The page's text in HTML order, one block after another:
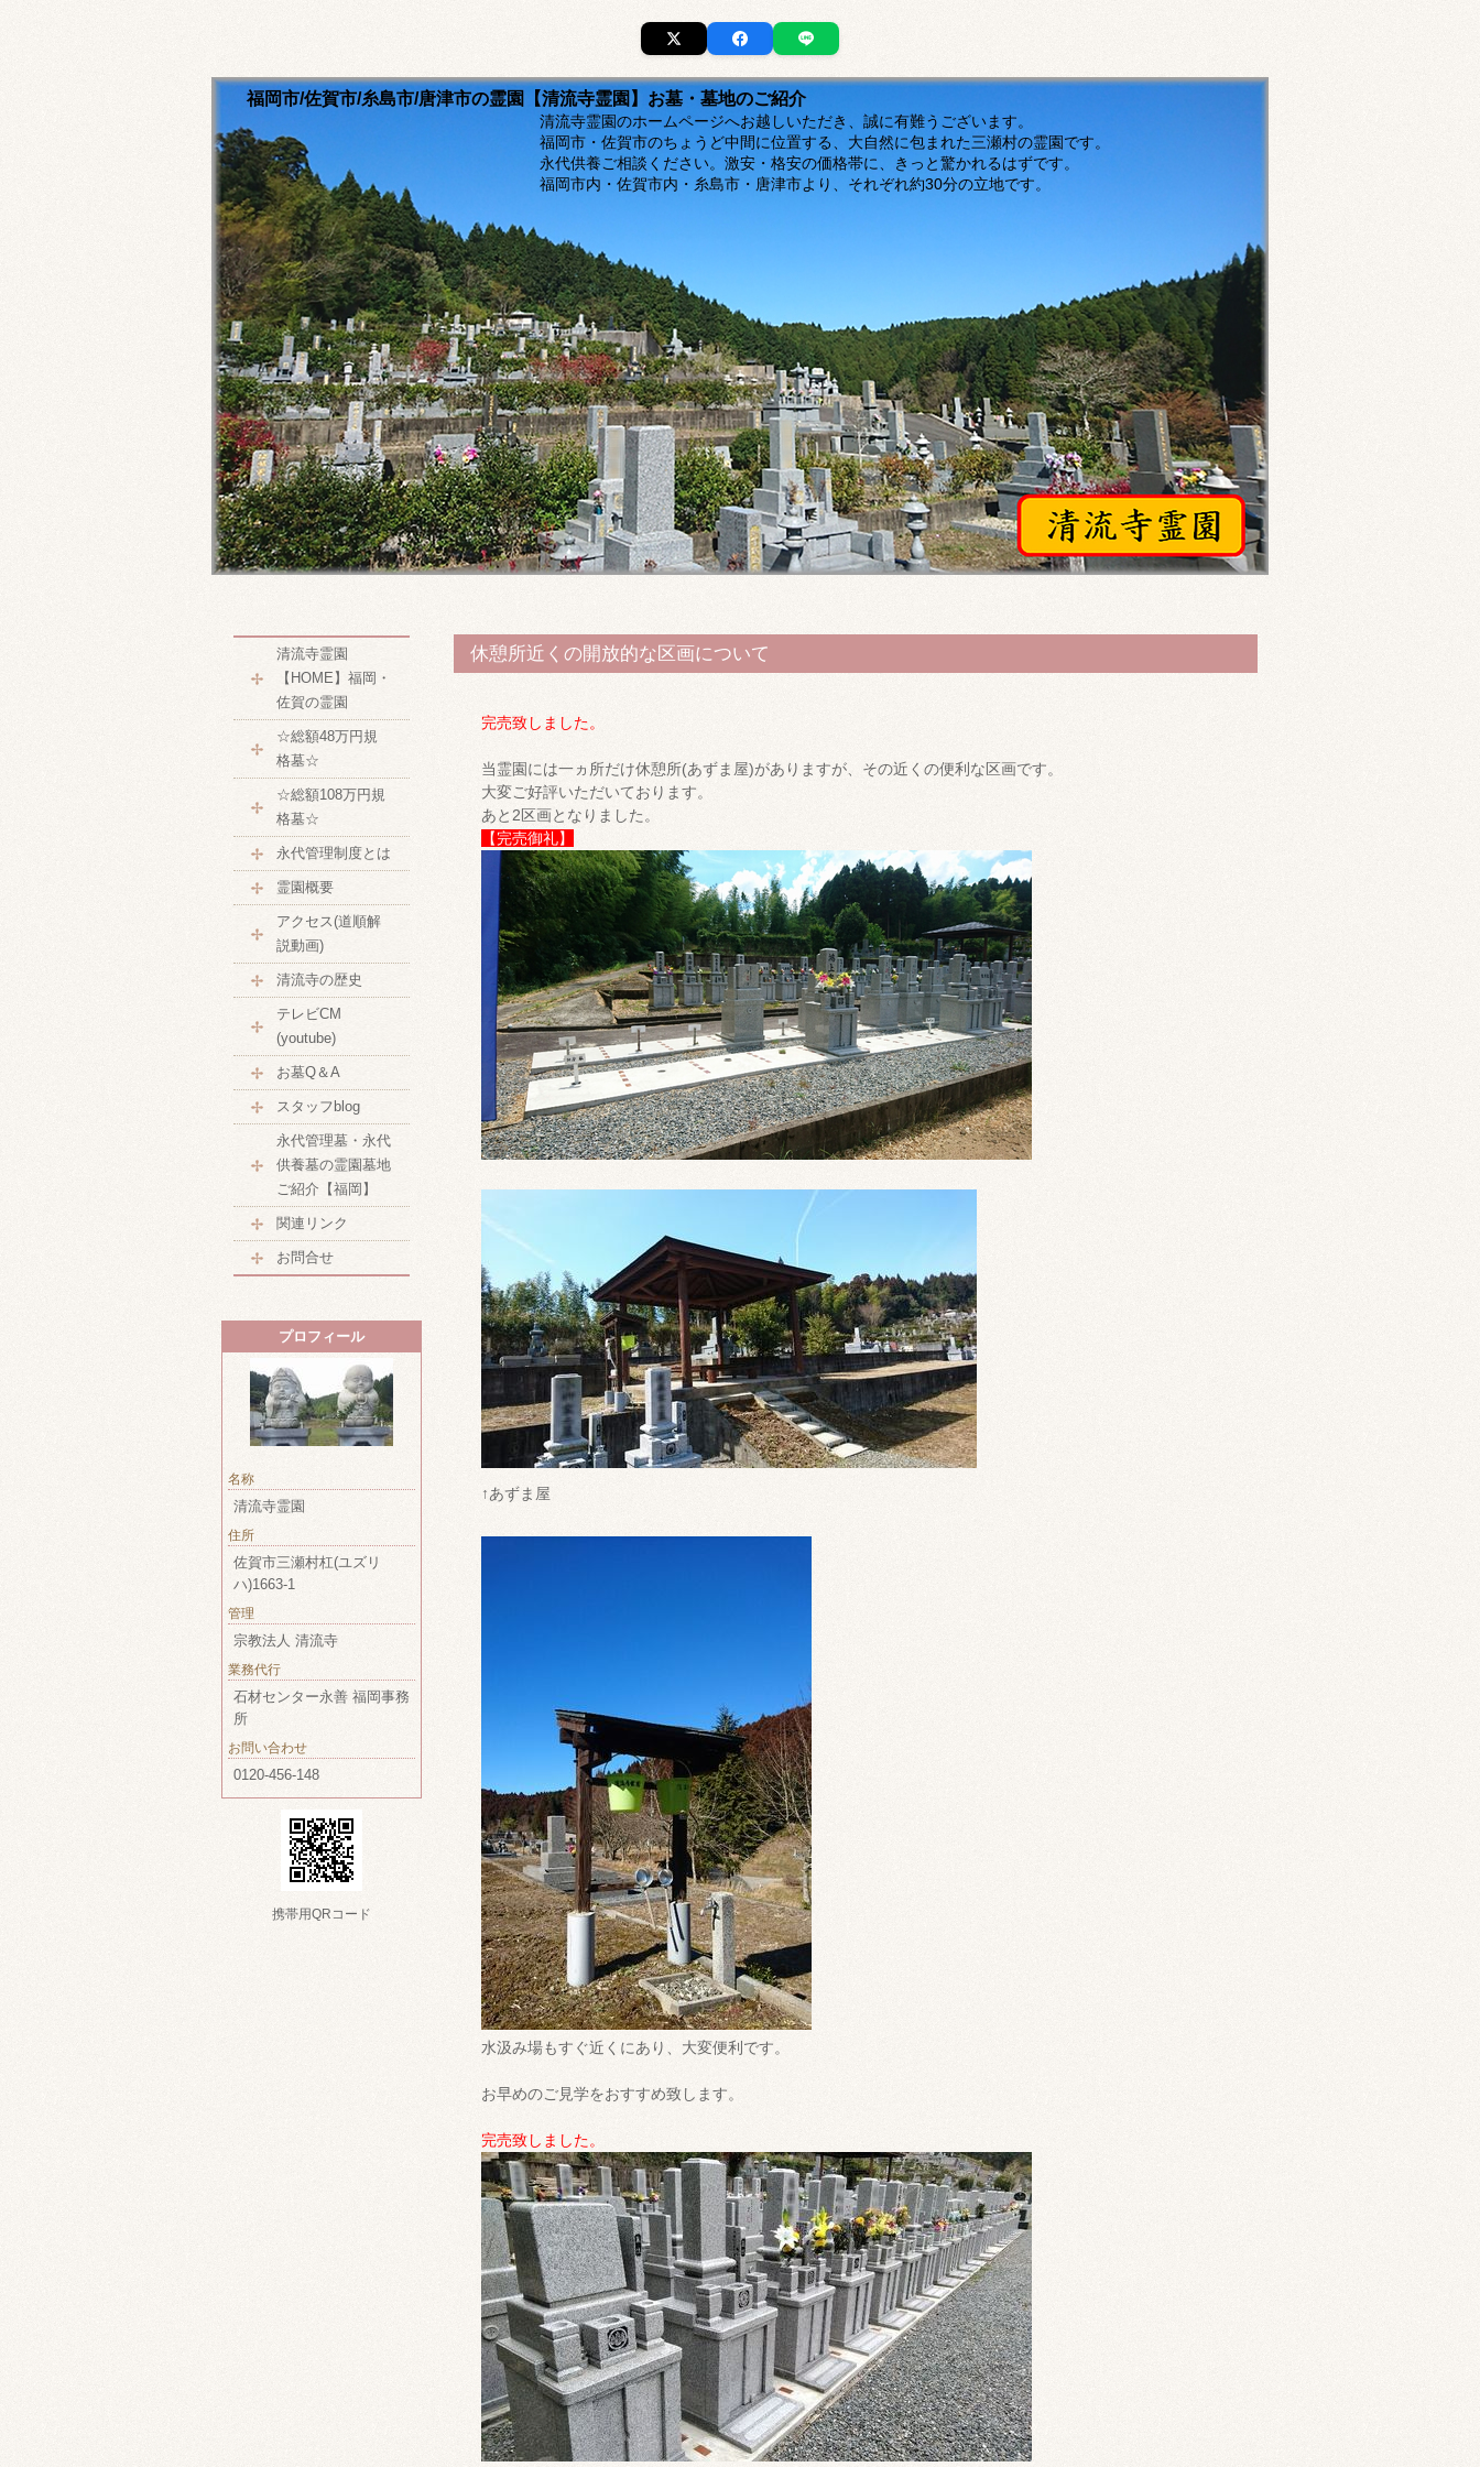
福岡市/佐賀市/糸島市/唐津市の霊園【清流寺霊園】お墓・墓地のご紹介
清流寺霊園のホームページへお越しいただき、誠に有難うございます。
福岡市・佐賀市のちょうど中間に位置する、大自然に包まれた三瀬村の霊園です。
永代供養ご相談ください。激安・格安の価格帯に、きっと驚かれるはずです。
福岡市内・佐賀市内・糸島市・唐津市より、それぞれ約30分の立地です。
休憩所近くの開放的な区画について
完売致しました。
当霊園には一ヵ所だけ休憩所(あずま屋)がありますが、その近くの便利な区画です。
大変ご好評いただいております。
あと2区画となりました。
【完売御礼】
↑あずま屋
水汲み場もすぐ近くにあり、大変便利です。
お早めのご見学をおすすめ致します。
完売致しました。
清流寺霊園
【HOME】福岡・
佐賀の霊園
☆総額48万円規
格墓☆
☆総額108万円規
格墓☆
永代管理制度とは
霊園概要
アクセス(道順解
説動画)
清流寺の歴史
テレビCM
(youtube)
お墓Q＆A
スタッフblog
永代管理墓・永代
供養墓の霊園墓地
ご紹介【福岡】
関連リンク
お問合せ
プロフィール
名称
清流寺霊園
住所
佐賀市三瀬村杠(ユズリ
ハ)1663-1
管理
宗教法人 清流寺
業務代行
石材センター永善 福岡事務
所
お問い合わせ
0120-456-148
携帯用QRコード